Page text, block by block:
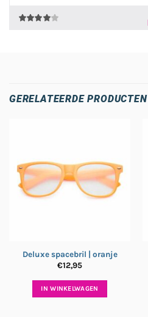
GERELATEERDE PRODUCTEN
Deluxe spacebril | oranje
€12,95
IN WINKELWAGEN